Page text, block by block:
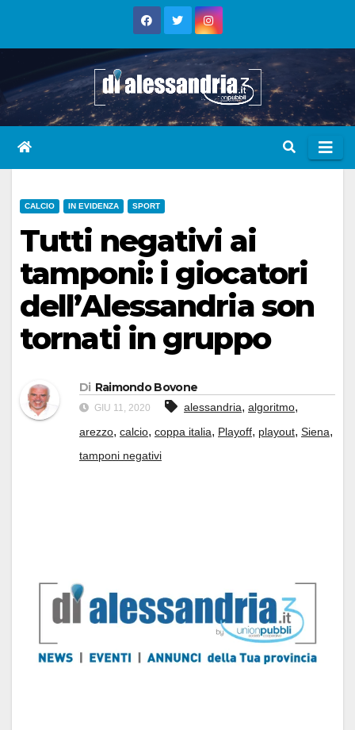
CALCIO IN EVIDENZA SPORT
Tutti negativi ai
tamponi: i giocatori
dell’Alessandria son
tornati in gruppo
Di Raimondo Bovone
GIU 11, 2020 alessandria, algoritmo,
arezzo, calcio, coppa italia, Playoff, playout, Siena,
tamponi negativi